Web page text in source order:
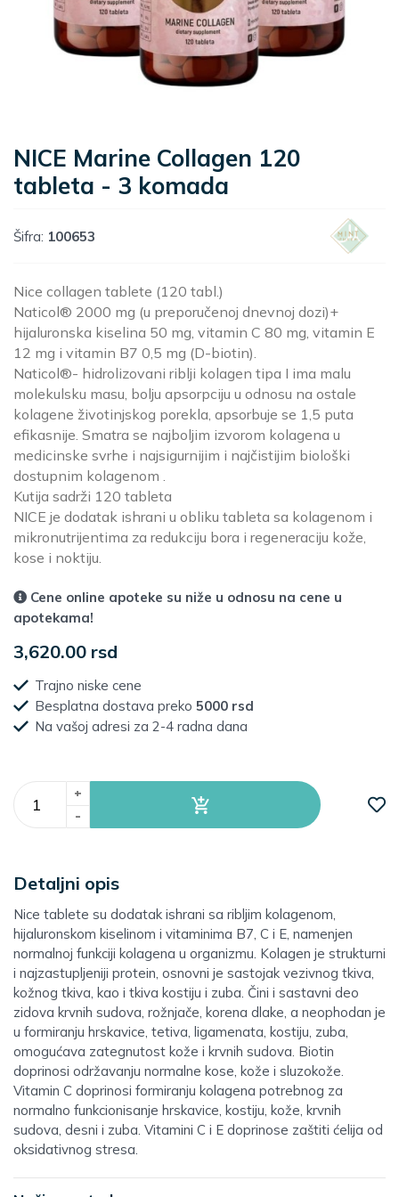
NICE Marine Collagen 120
tableta - 3 komada
Šifra: 100653
Nice collagen tablete (120 tabl.)
Naticol® 2000 mg (u preporučenoj dnevnoj dozi)+
hijaluronska kiselina 50 mg, vitamin C 80 mg, vitamin E
12 mg i vitamin B7 0,5 mg (D-biotin).
Naticol®- hidrolizovani riblji kolagen tipa I ima malu
molekulsku masu, bolju apsorpciju u odnosu na ostale
kolagene životinjskog porekla, apsorbuje se 1,5 puta
efikasnije. Smatra se najboljim izvorom kolagena u
medicinske svrhe i najsigurnijim i najčistijim biološki
dostupnim kolagenom .
Kutija sadrži 120 tableta
NICE je dodatak ishrani u obliku tableta sa kolagenom i
mikronutrijentima za redukciju bora i regeneraciju kože,
kose i noktiju.
Cene online apoteke su niže u odnosu na cene u
apotekama!
3,620.00 rsd
Trajno niske cene
Besplatna dostava preko 5000 rsd
Na vašoj adresi za 2-4 radna dana
+
-
Detaljni opis
Nice tablete su dodatak ishrani sa ribljim kolagenom,
hijaluronskom kiselinom i vitaminima B7, C i E, namenjen
normalnoj funkciji kolagena u organizmu. Kolagen je strukturni
i najzastupljeniji protein, osnovni je sastojak vezivnog tkiva,
kožnog tkiva, kao i tkiva kostiju i zuba. Čini i sastavni deo
zidova krvnih sudova, rožnjače, korena dlake, a neophodan je
u formiranju hrskavice, tetiva, ligamenata, kostiju, zuba,
omogućava zategnutost kože i krvnih sudova. Biotin
doprinosi održavanju normalne kose, kože i sluzokože.
Vitamin C doprinosi formiranju kolagena potrebnog za
normalno funkcionisanje hrskavice, kostiju, kože, krvnih
sudova, desni i zuba. Vitamini C i E doprinose zaštiti ćelija od
oksidativnog stresa.